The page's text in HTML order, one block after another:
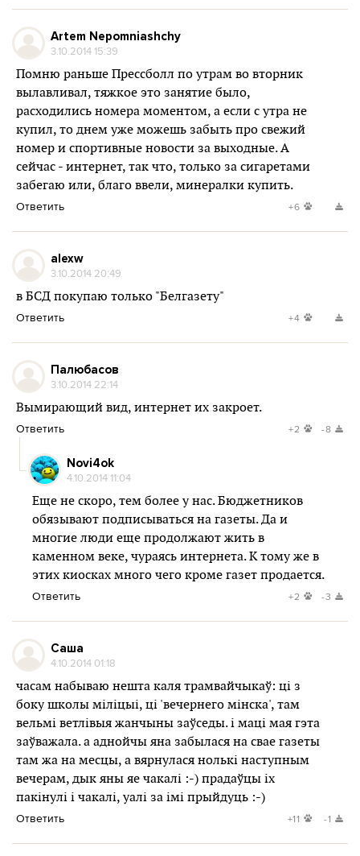
Artem Nepomniashchy
3.10.2014 15:39
Помню раньше Прессболл по утрам во вторник
вылавливал, тяжкое это занятие было,
расходились номера моментом, а если с утра не
купил, то днем уже можешь забыть про свежий
номер и спортивные новости за выходные. А
сейчас - интернет, так что, только за сигаретами
забегаю или, благо ввели, минералки купить.
Ответить +6
alexw
3.10.2014 20:49
в БСД покупаю только "Белгазету"
Ответить +4
Палюбасов
3.10.2014 22:14
Вымирающий вид, интернет их закроет.
Ответить +2 -8
Novi4ok
4.10.2014 11:04
Еще не скоро, тем более у нас. Бюджетников
обязывают подписываться на газеты. Да и
многие люди еще продолжают жить в
каменном веке, чураясь интернета. К тому же в
этих киосках много чего кроме газет продается.
Ответить +2 -3
Саша
4.10.2014 01:18
часам набываю нешта каля трамвайчыкаў: ці з
боку школы міліцыі, ці 'вечернего мінска', там
вельмі ветлівыя жанчыны заўседы. і маці мая гэта
заўважала. а аднойчы яна забылася на свае газеты
там жа на месцы, а вярнулася нолькі наступным
вечерам, дык яны яе чакалі :-) прадаўцы іх
пакінулі і чакалі, уалі за імі прыйдуць :-)
Ответить +11 -1